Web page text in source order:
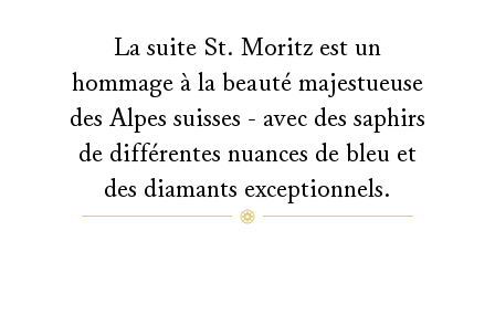
La suite St. Moritz est un
hommage à la beauté majestueuse
des Alpes suisses - avec des saphirs
de différentes nuances de bleu et
des diamants exceptionnels.